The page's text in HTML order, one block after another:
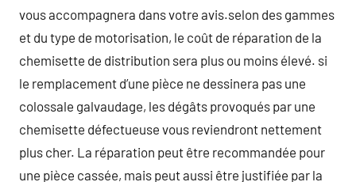
vous accompagnera dans votre avis.selon des gammes
et du type de motorisation, le coût de réparation de la
chemisette de distribution sera plus ou moins élevé. si
le remplacement d’une pièce ne dessinera pas une
colossale galvaudage, les dégâts provoqués par une
chemisette défectueuse vous reviendront nettement
plus cher. La réparation peut être recommandée pour
une pièce cassée, mais peut aussi être justifiée par la